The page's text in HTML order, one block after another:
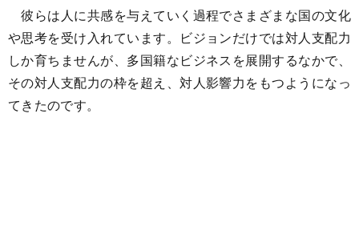
彼らは人に共感を与えていく過程でさまざまな国の文化
や思考を受け入れています。ビジョンだけでは対人支配力
しか育ちませんが、多国籍なビジネスを展開するなかで、
その対人支配力の枠を超え、対人影響力をもつようになっ
てきたのです。